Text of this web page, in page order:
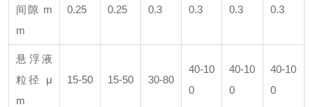
间隙 m
m
0.25 0.25 0.3 0.3 0.3 0.3
悬浮液
粒径 μ
m
15-50 15-50 30-80
40-10
0
40-10
0
40-10
0